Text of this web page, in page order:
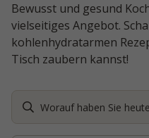
Bewusst und gesund
vielseitiges Angebot.
kohlenhydratarmen
Tisch zaubern kannst!